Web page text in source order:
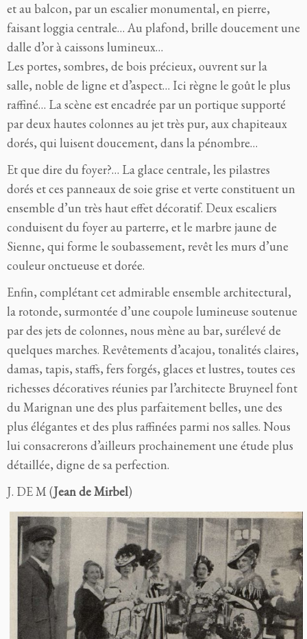
et au balcon, par un escalier monumental, en pierre,
faisant loggia centrale… Au plafond, brille doucement une
dalle d’or à caissons lumineux…
Les portes, sombres, de bois précieux, ouvrent sur la
salle, noble de ligne et d’aspect… Ici règne le goût le plus
raffiné… La scène est encadrée par un portique supporté
par deux hautes colonnes au jet très pur, aux chapiteaux
dorés, qui luisent doucement, dans la pénombre…
Et que dire du foyer?… La glace centrale, les pilastres
dorés et ces panneaux de soie grise et verte constituent un
ensemble d’un très haut effet décoratif. Deux escaliers
conduisent du foyer au parterre, et le marbre jaune de
Sienne, qui forme le soubassement, revêt les murs d’une
couleur onctueuse et dorée.
Enfin, complétant cet admirable ensemble architectural,
la rotonde, surmontée d’une coupole lumineuse soutenue
par des jets de colonnes, nous mène au bar, surélevé de
quelques marches. Revêtements d’acajou, tonalités claires,
damas, tapis, staffs, fers forgés, glaces et lustres, toutes ces
richesses décoratives réunies par l’architecte Bruyneel font
du Marignan une des plus parfaitement belles, une des
plus élégantes et des plus raffinées parmi nos salles. Nous
lui consacrerons d’ailleurs prochainement une étude plus
détaillée, digne de sa perfection.
J. DE M (Jean de Mirbel)